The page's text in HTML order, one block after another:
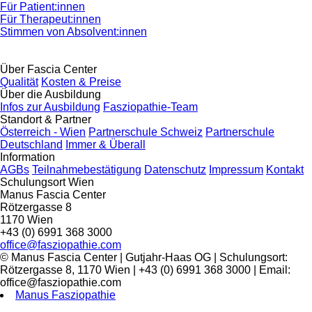
Für Patient:innen
Für Therapeut:innen
Stimmen von Absolvent:innen
Über Fascia Center
Qualität Kosten & Preise
Über die Ausbildung
Infos zur Ausbildung Fasziopathie-Team
Standort & Partner
Österreich - Wien Partnerschule Schweiz Partnerschule
Deutschland
Immer & Überall
Information
AGBs Teilnahmebestätigung Datenschutz Impressum Kontakt
Schulungsort Wien
Manus Fascia Center
Rötzergasse 8
1170 Wien
+43 (0) 6991 368 3000
office@fasziopathie.com
© Manus Fascia Center | Gutjahr-Haas OG | Schulungsort:
Rötzergasse 8, 1170 Wien | +43 (0) 6991 368 3000 | Email:
office@fasziopathie.com
Manus Fasziopathie